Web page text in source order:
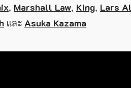
, Marshall Law, King, Lars
และ Asuka Kazama